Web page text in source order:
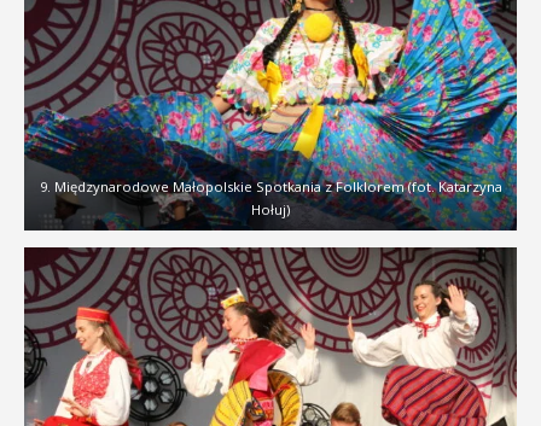
9. Międzynarodowe Małopolskie Spotkania z Folklorem (fot. Katarzyna
Hołuj)